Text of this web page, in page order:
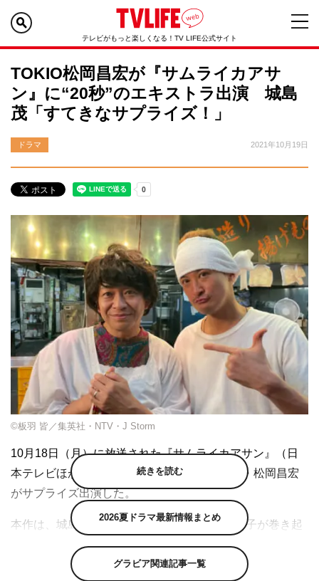
テレビがもっと楽しくなる！TV LIFE公式サイト
TOKIO松岡昌宏が『サムライカアサ
ン』に“20秒”のエキストラ出演 城島
茂「すてきなサプライズ！」
ドラマ 2021年10月19日
©板⽻ 皆／集英社・NTV・J Storm
10月18日（月）に放送された『サムライカアサン』（日
本テレビほか 深0・59～）の第2話にTOKIO・松岡昌宏
がサプライズ出演した。
本作は、城島茂演じる“激うざ最強オカン”よい子が巻き起
こす笑いとホロリがいっぱいの全力愛情コメディ。反抗期
を迎えた高校生の息子・たけし（大西風雅）が実家から巣
続きを読む
2026夏ドラマ最新情報まとめ
グラビア関連記事一覧